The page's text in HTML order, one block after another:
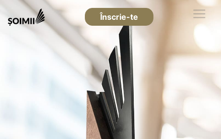
Înscrie-te